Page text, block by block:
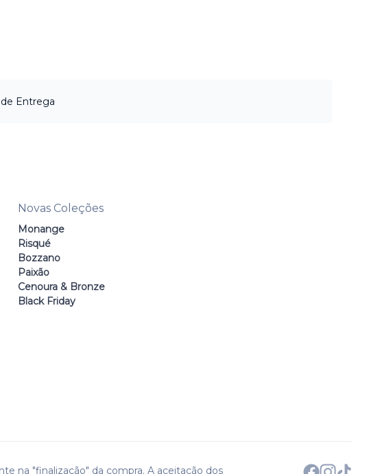
Entrega
Novas Coleções
Monange
Risqué
Bozzano
Paixão
Cenoura & Bronze
Black Friday
na "finalização" da compra. A aceitação dos